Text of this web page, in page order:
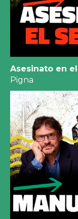
Asesinato en
Pigna